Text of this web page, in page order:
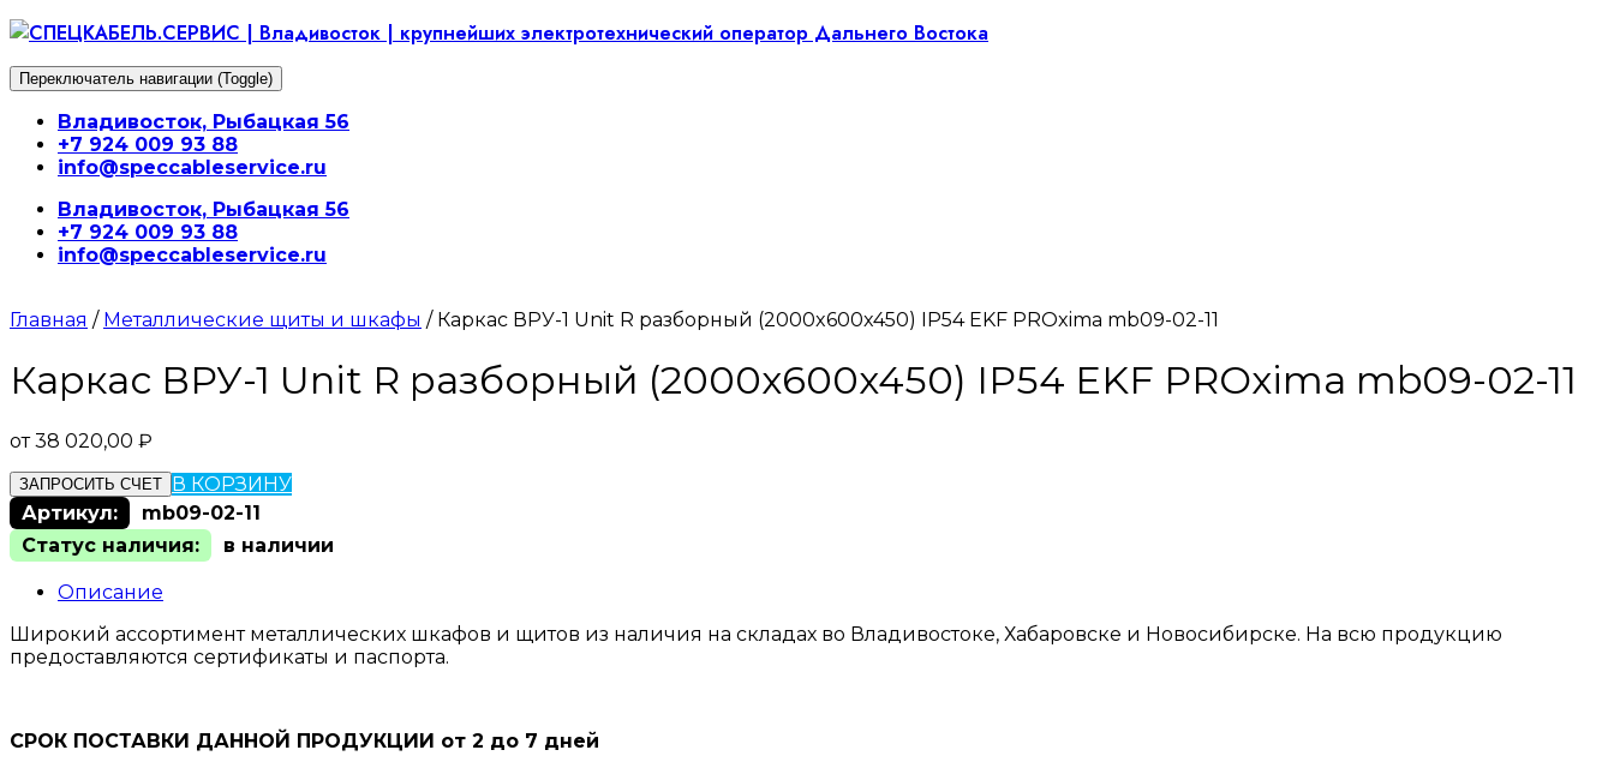
Перейти
содержимому
Переключатель навигации (Toggle)
Владивосток, Рыбацкая 56
+7 924 009 93 88
info@speccableservice.ru
Владивосток, Рыбацкая 56
+7 924 009 93 88
info@speccableservice.ru
Главная / Металлические щиты и шкафы / Каркас ВРУ-1 Unit R разборный (2000x600x450) IP54 EKF PROxima mb09-02-11
Каркас ВРУ-1 Unit R разборный (2000x600x450) IP54 EKF PROxima mb09-02-11
от38 020,00 ₽
ЗАПРОСИТЬ СЧЕТ В КОРЗИНУ
Артикул:
mb09-02-11
Статус наличия:
в наличии
Описание
Широкий ассортимент металлических шкафов и щитов из наличия на складах во Владивостоке, Хабаровске и Новосибирске. На всю продукцию
предоставляются сертификаты и паспорта.
СРОК ПОСТАВКИ ДАННОЙ ПРОДУКЦИИ от 2 до 7 дней